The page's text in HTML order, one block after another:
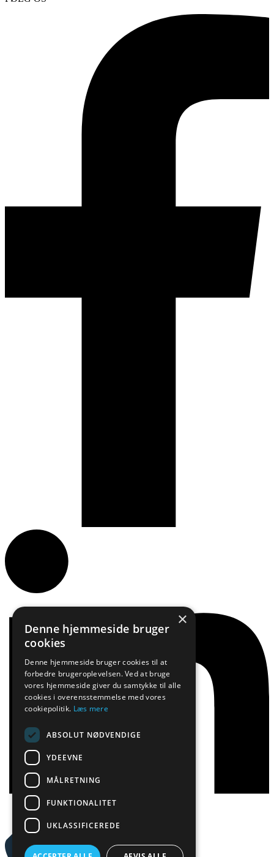
×
Denne hjemmeside bruger
cookies
Denne hjemmeside bruger cookies til at
forbedre brugeroplevelsen. Ved at bruge
vores hjemmeside giver du samtykke til alle
cookies i overensstemmelse med vores
cookiepolitik. Læs mere
ABSOLUT NØDVENDIGE
YDEEVNE
MÅLRETNING
FUNKTIONALITET
UKLASSIFICEREDE